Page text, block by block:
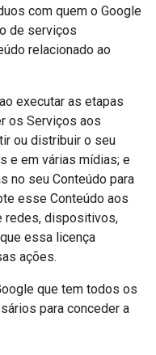
com quem o Google
de serviços
relacionado ao
executar as etapas
os Serviços aos
ou distribuir o seu
e em várias mídias; e
no seu Conteúdo para
esse Conteúdo aos
redes, dispositivos,
essa licença
ações.
que tem todos os
para conceder a